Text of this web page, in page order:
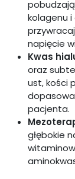
kolagenu
napięcie
Kwas
oraz
ust, kości
pacjenta.
głębokie